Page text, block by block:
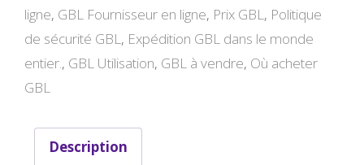
ligne, GBL Fournisseur en ligne, Prix GBL, Politique
de sécurité GBL, Expédition GBL dans le monde
entier., GBL Utilisation, GBL à vendre, Où acheter
GBL
Description